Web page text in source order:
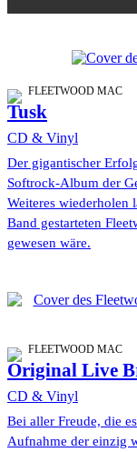
FLEETWOOD MAC
Tusk
CD & Vinyl
Der gigantischer
Softrock-Album der
Weiteres wiederholen
Band gestarteten
gewesen wäre.
FLEETWOOD MAC
Original Live
CD & Vinyl
Bei aller Freude, die
Aufnahme der einzig